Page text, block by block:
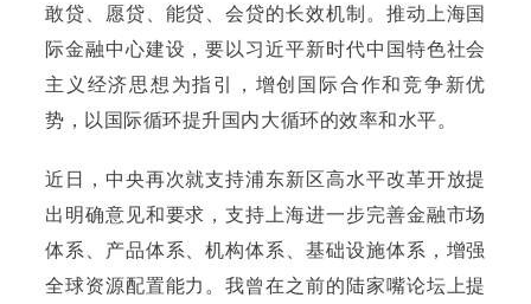
敢贷、愿贷、能贷、会贷的长效机制。 推动上海国
际金融中心建设，要以习近平新时代中国特色社会
主义经济思想为指引，增创国际合作和竞争新优
势，以国际循环提升国内大循环的效率和水平。
近日，中央再次就支持浦东新区高水平改革开放提
出明确意见和要求，支持上海进一步完善金融市场
体系、产品体系、机构体系、基础设施体系，增强
全球资源配置能力。我曾在之前的陆家嘴论坛上提